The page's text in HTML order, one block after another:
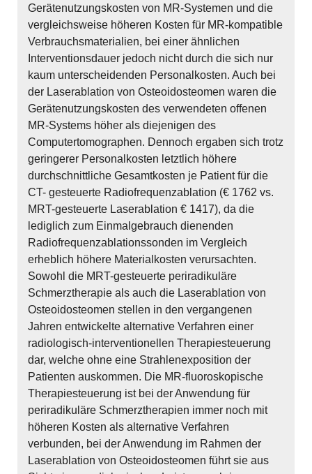
Gerätenutzungskosten von MR-Systemen und die
vergleichsweise höheren Kosten für MR-kompatible
Verbrauchsmaterialien, bei einer ähnlichen
Interventionsdauer jedoch nicht durch die sich nur
kaum unterscheidenden Personalkosten. Auch bei
der Laserablation von Osteoidosteomen waren die
Gerätenutzungskosten des verwendeten offenen
MR-Systems höher als diejenigen des
Computertomographen. Dennoch ergaben sich trotz
geringerer Personalkosten letztlich höhere
durchschnittliche Gesamtkosten je Patient für die
CT- gesteuerte Radiofrequenzablation (€ 1762 vs.
MRT-gesteuerte Laserablation € 1417), da die
lediglich zum Einmalgebrauch dienenden
Radiofrequenzablationssonden im Vergleich
erheblich höhere Materialkosten verursachten.
Sowohl die MRT-gesteuerte periradikuläre
Schmerztherapie als auch die Laserablation von
Osteoidosteomen stellen in den vergangenen
Jahren entwickelte alternative Verfahren einer
radiologisch-interventionellen Therapiesteuerung
dar, welche ohne eine Strahlenexposition der
Patienten auskommen. Die MR-fluoroskopische
Therapiesteuerung ist bei der Anwendung für
periradikuläre Schmerztherapien immer noch mit
höheren Kosten als alternative Verfahren
verbunden, bei der Anwendung im Rahmen der
Laserablation von Osteoidosteomen führt sie aus